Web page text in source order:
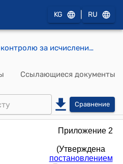
KG RU
Инструкция по контролю за исчислением и уплатой таможенных платежей, специальных, антидемпинговых и компенсационных пошлин (к постановлению Правительства Кыргызской Республики от 13 февраля 2020 года № 79)
Ссылающиеся документы
Сравнение